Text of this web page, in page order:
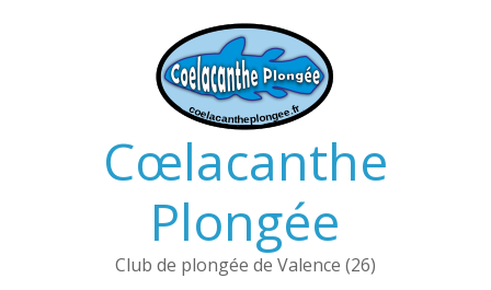
Cœlacanthe
Plongée
Club de plongée de Valence (26)